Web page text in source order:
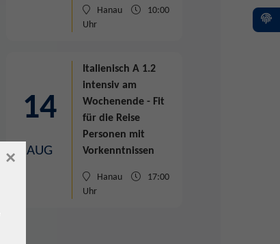
Hanau
10:00
Uhr
14
AUG
Italienisch A 1.2
intensiv am
Wochenende - Fit
für die Reise
Personen mit
Vorkenntnissen
Hanau
17:00
Uhr
×